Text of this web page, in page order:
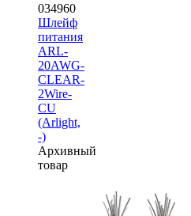
034960
Шлейф
питания
ARL-
20AWG-
CLEAR-
2Wire-
CU
(Arlight,
-)
Архивный
товар